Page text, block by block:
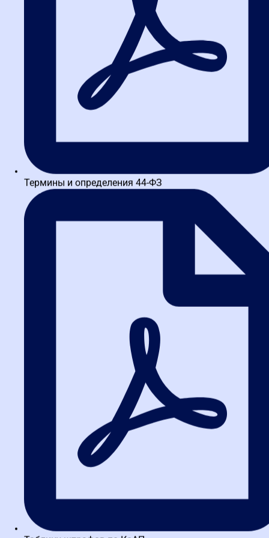
Положение о закупке, в котором определяют удобные для себя
процедуры. Это позволяет отойти от жестких рамок 44-ФЗ и
найти действительно лучшего исполнителя.
Стратегическое партнерство
вместо простой сделки
Корпоративные заказчики часто используют конкурсы и
Такой подход превращает закупку в поиск стратегического
партнера в области развития персонала. Особенно ценятся
провайдеры, которые понимают отраслевую специфику и имеют
успешный опыт работы с крупным бизнесом в в Московская
школа закупок и других регионах.
Критерии выбора: на что
Чтобы не ошибиться, проанализируйте несколько ключевых
Для разового вебинара
подойдет запрос котировок. Для программы
переподготовки, формирующей новую профессию,
необходим конкурс с оценкой качества.
Аукцион максимизирует экономию, но
требует четкого ТЗ. Конкурс позволяет инвестировать в
качество, которое окупится ростом компетенций команды.
Конкурсы требуют больше времени на
подготовку. При срочной необходимости выбирайте более
быстрые методы, например, запрос котировок.
Требования к поставщику:
Если важны уникальный опыт
преподавателей или авторские методики, способ закупки
должен предусматривать оценку этих неценовых
Таблица сравнения способов
Способ
закупки
Термины и определения 44-ФЗ